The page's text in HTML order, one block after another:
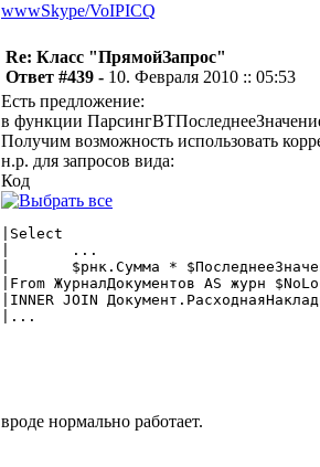
wwwSkype/VoIPICQ
Re: Класс "ПрямойЗапрос"
Ответ #439 - 10. Февраля 2010 :: 05:53
Есть предложение:
в функции
Получим возможность использовать
н.р. для запросов вида:
Код
|Select
|From ЖурналДокументов AS журн
|INNER JOIN
|...
вроде нормально работает.